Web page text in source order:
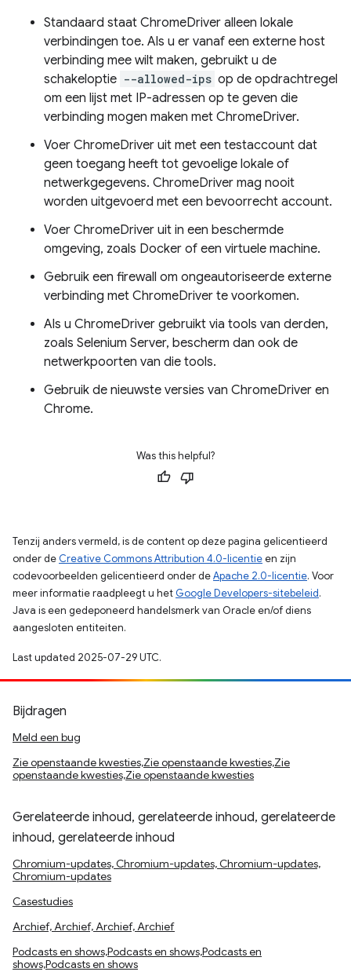
Standaard staat ChromeDriver alleen lokale
verbindingen toe. Als u er vanaf een externe host
verbinding mee wilt maken, gebruikt u de
schakeloptie --allowed-ips op de opdrachtregel
om een ​​lijst met IP-adressen op te geven die
verbinding mogen maken met ChromeDriver.
Voer ChromeDriver uit met een testaccount dat
geen toegang heeft tot gevoelige lokale of
netwerkgegevens. ChromeDriver mag nooit
worden uitgevoerd met een bevoorrecht account.
Voer ChromeDriver uit in een beschermde
omgeving, zoals Docker of een virtuele machine.
Gebruik een firewall om ongeautoriseerde externe
verbinding met ChromeDriver te voorkomen.
Als u ChromeDriver gebruikt via tools van derden,
zoals Selenium Server, bescherm dan ook de
netwerkpoorten van die tools.
Gebruik de nieuwste versies van ChromeDriver en
Chrome.
Was this helpful?
Tenzij anders vermeld, is de content op deze pagina gelicentieerd
onder de Creative Commons Attribution 4.0-licentieen zijn
codevoorbeelden gelicentieerd onder deApache 2.0-licentie. Voor
meer informatie raadpleegt u het Google Developers-sitebeleid.
Java is een gedeponeerd handelsmerk van Oracle en/of diens
aangesloten entiteiten.
Last updated 2025-07-29 UTC.
Bijdragen
Meld een bug
Zie openstaande kwesties,Zie openstaande kwesties,Zie
openstaande kwesties,Zie openstaande kwesties
Gerelateerde inhoud, gerelateerde inhoud, gerelateerde
inhoud, gerelateerde inhoud
Chromium-updates, Chromium-updates, Chromium-updates,
Chromium-updates
Casestudies
Archief, Archief, Archief, Archief
Podcasts en shows,Podcasts en shows,Podcasts en
shows,Podcasts en shows